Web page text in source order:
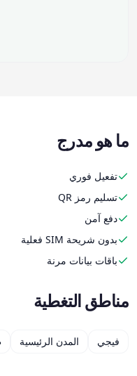
ما هو مدرج
تفعيل فوري
تسليم رمز QR
دفع آمن
بدون شريحة SIM فعلية
باقات بيانات مرنة
مناطق التغطية
فيجي المدن الرئيسية